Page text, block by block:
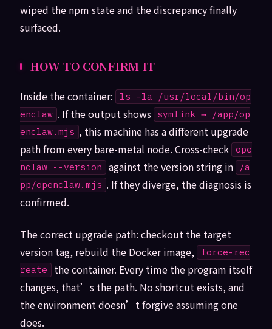
wiped the npm state and the discrepancy finally
surfaced.
HOW TO CONFIRM IT
Inside the container:
ls -la /usr/local/bin/op
enclaw . If the output shows
symlink → /app/op
enclaw.mjs , this machine has a different upgrade
path from every bare-metal node. Cross-check ope
nclaw --version
against the version string in
/a
pp/openclaw.mjs . If they diverge, the diagnosis is
confirmed.
The correct upgrade path: checkout the target
version tag, rebuild the Docker image,
force-rec
reate
the container. Every time the program itself
changes, that’s the path. No shortcut exists, and
the environment doesn’t forgive assuming one
does.